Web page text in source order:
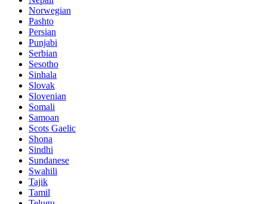
Norwegian
Pashto
Persian
Punjabi
Serbian
Sesotho
Sinhala
Slovak
Slovenian
Somali
Samoan
Scots Gaelic
Shona
Sindhi
Sundanese
Swahili
Tajik
Tamil